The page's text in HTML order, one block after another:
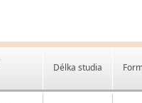
Délka studia